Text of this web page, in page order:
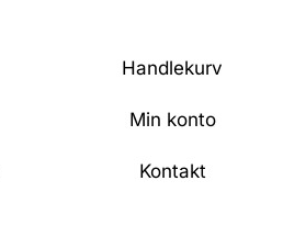
Handlekurv
Min konto
Kontakt